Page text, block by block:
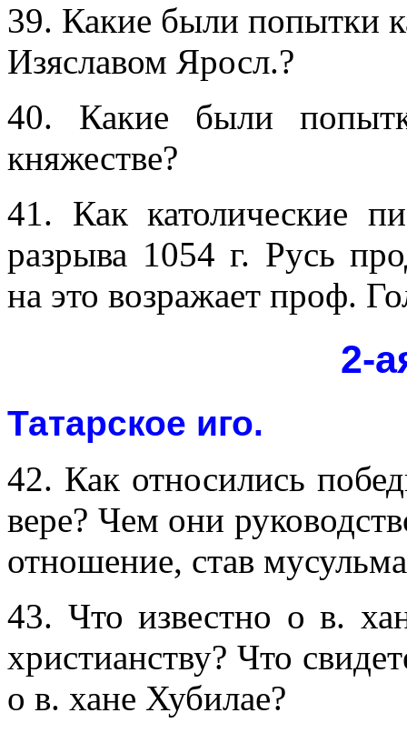
39. Какие были попытки
Изяславом Яросл.?
40. Какие были
княжестве?
41. Как католические
разрыва 1054 г. Русь
на это возражает проф.
2-
Татарское иго.
42. Как относились
вере? Чем они
отношение, став
43. Что известно о в.
христианству? Что
о в. хане Хубилае?